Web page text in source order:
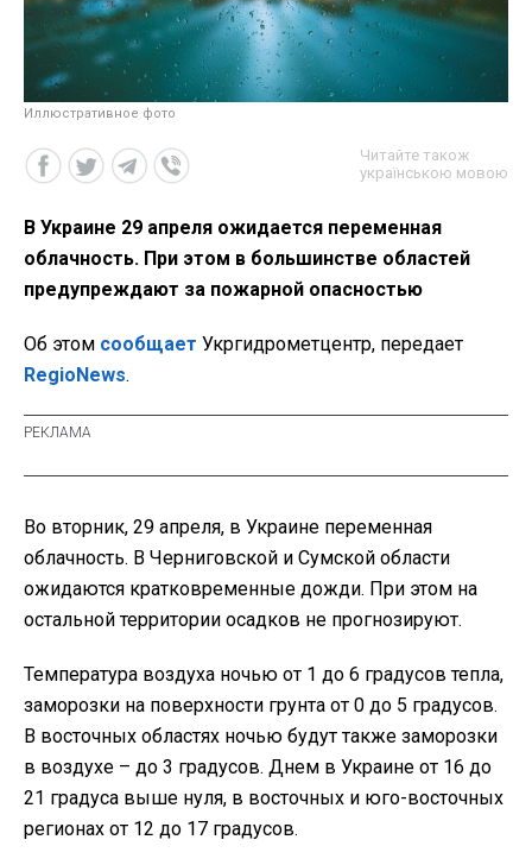
Иллюстративное фото
Читайте також
українською мовою
В Украине 29 апреля ожидается переменная
облачность. При этом в большинстве областей
предупреждают за пожарной опасностью
Об этом сообщает Укргидрометцентр, передает
RegioNews.
Во вторник, 29 апреля, в Украине переменная
облачность. В Черниговской и Сумской области
ожидаются кратковременные дожди. При этом на
остальной территории осадков не прогнозируют.
Температура воздуха ночью от 1 до 6 градусов тепла,
заморозки на поверхности грунта от 0 до 5 градусов.
В восточных областях ночью будут также заморозки
в воздухе – до 3 градусов. Днем в Украине от 16 до
21 градуса выше нуля, в восточных и юго-восточных
регионах от 12 до 17 градусов.